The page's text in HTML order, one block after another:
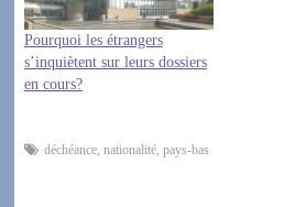
Pourquoi les étrangers
s’inquiètent sur leurs dossiers
en cours?
déchéance, nationalité, pays-bas